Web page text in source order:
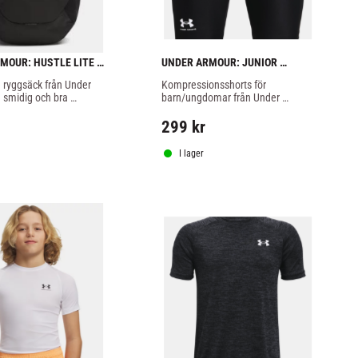
HUSTLE LITE
- SVART
från Under
smidig och bra
UNDER ARMOUR: JUNIOR
ARMOUR HEATGEAR SHORTS -
SVART
Kompressionsshorts för
barn/ungdomar från Under
299 kr
I lager